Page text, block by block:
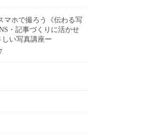
マホで撮ろう《伝わる写
・記事づくりに活かせ
しい写真講座ー